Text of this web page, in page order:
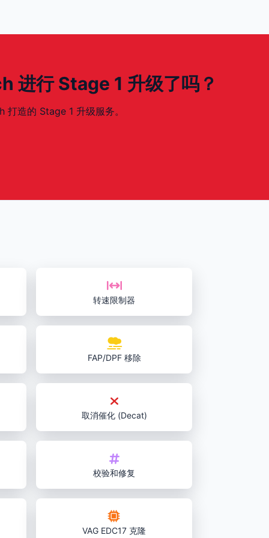
行 Stage 1 升级了吗？
造的 Stage 1 升级服务。
转速限制器
FAP/DPF 移除
取消催化 (Decat)
校验和修复
VAG EDC17 克隆